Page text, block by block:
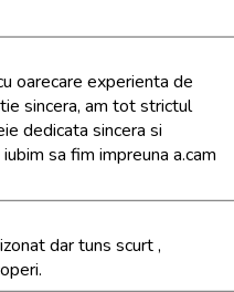
oarecare experienta de
sincera, am tot strictul
dedicata sincera si
sa fim impreuna a.cam
dar tuns scurt ,